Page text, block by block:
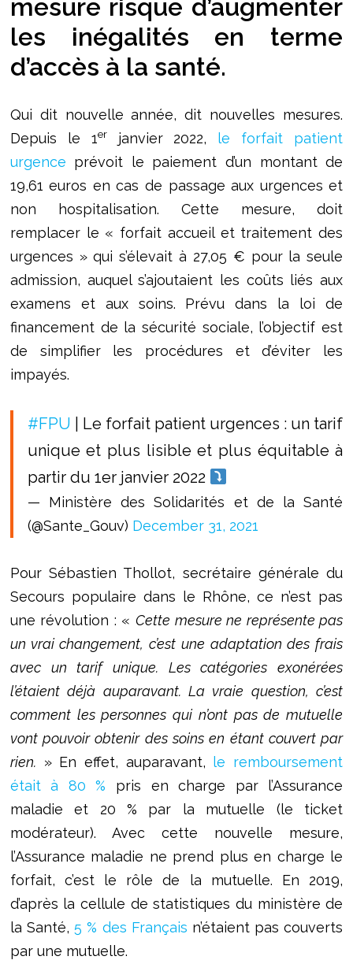
mesure risque d’augmenter
les inégalités en terme
d’accès à la santé.
Qui dit nouvelle année, dit nouvelles mesures.
Depuis le 1erjanvier 2022, le forfait patient
urgence prévoit le paiement d’un montant de
19,61 euros en cas de passage aux urgences et
non hospitalisation. Cette mesure, doit
remplacer le « forfait accueil et traitement des
urgences » qui s’élevait à 27,05 € pour la seule
admission, auquel s’ajoutaient les coûts liés aux
examens et aux soins. Prévu dans la loi de
financement de la sécurité sociale, l’objectif est
de simplifier les procédures et d’éviter les
impayés.
#FPU | Le forfait patient urgences : un tarif
unique et plus lisible et plus équitable à
partir du 1er janvier 2022
— Ministère des Solidarités et de la Santé
(@Sante_Gouv) December 31, 2021
Pour Sébastien Thollot, secrétaire générale du
Secours populaire dans le Rhône, ce n’est pas
une révolution : « Cette mesure ne représente pas
un vrai changement, c’est une adaptation des frais
avec un tarif unique. Les catégories exonérées
l’étaient déjà auparavant. La vraie question, c’est
comment les personnes qui n’ont pas de mutuelle
vont pouvoir obtenir des soins en étant couvert par
rien. » En effet, auparavant, le remboursement
était à 80 % pris en charge par l’Assurance
maladie et 20 % par la mutuelle (le ticket
modérateur). Avec cette nouvelle mesure,
l’Assurance maladie ne prend plus en charge le
forfait, c’est le rôle de la mutuelle. En 2019,
d’après la cellule de statistiques du ministère de
la Santé, 5 % des Français n’étaient pas couverts
par une mutuelle.